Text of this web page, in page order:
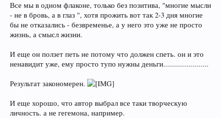
Все мы в одном флаконе, только без позитива, "многие мысли
- не в бровь, а в глаз ", хотя прожить вот так 2-3 дня многие
бы не отказались - безвременье, а у него это уже не просто
жизнь, а смысл жизни.
И еще он ползет петь не потому что должен спеть. он и это
ненавидит уже, ему просто тупо нужны деньги.......................
Результат закономерен.
И еще хорошо, что автор выбрал все таки творческую
личность. а не гегемона, например.